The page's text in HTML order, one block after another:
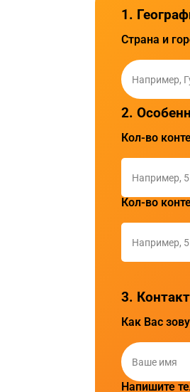
1.
Страна и
2.
Кол-во
Кол-во
3.
Как Вас
Напишите